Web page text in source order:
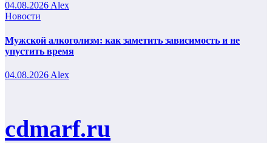
04.08.2026Alex
Новости
Мужской алкоголизм: как заметить зависимость и не
упустить время
04.08.2026 Alex
cdmarf.ru